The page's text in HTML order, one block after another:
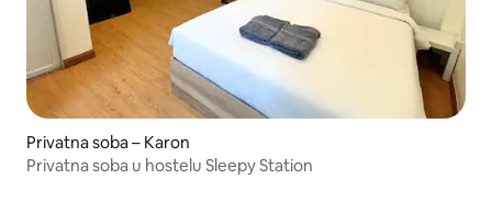
Privatna soba – Karon
Privatna soba u hostelu Sleepy Station